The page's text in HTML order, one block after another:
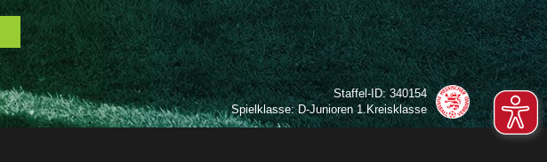
Staffel-ID: 340154
Spielklasse: D-Junioren 1.Kreisklasse